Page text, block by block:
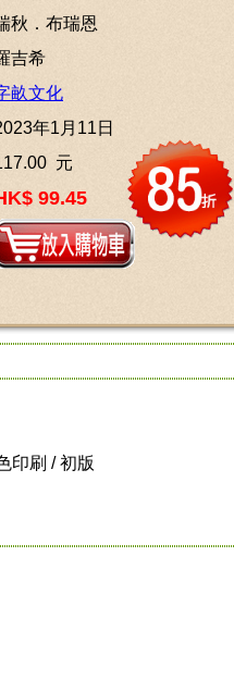
秋．布瑞恩
吉希
畝文化
年1月11日
元
99.45
印刷 / 初版